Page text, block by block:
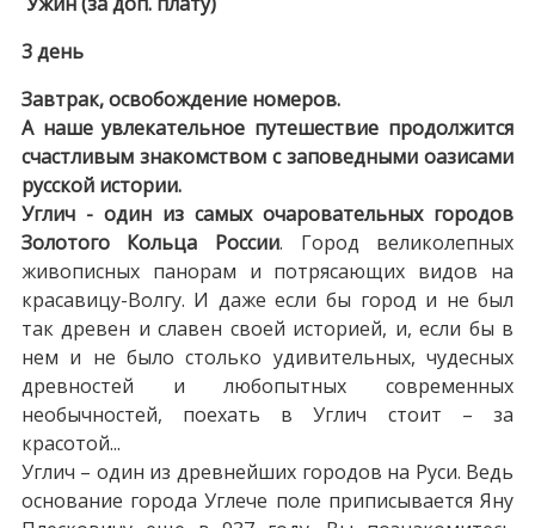
3 день
Завтрак, освобождение номеров.
А наше увлекательное путешествие продолжится
счастливым знакомством с заповедными оазисами
русской истории.
Углич - один из самых очаровательных городов
Золотого Кольца России. Город великолепных
живописных панорам и потрясающих видов на
красавицу-Волгу. И даже если бы город и не был
так древен и славен своей историей, и, если бы в
нем и не было столько удивительных, чудесных
древностей и любопытных современных
необычностей, поехать в Углич стоит – за
красотой...
Углич – один из древнейших городов на Руси. Ведь
основание города Углече поле приписывается Яну